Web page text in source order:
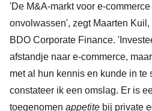
'De M&A-markt voor e-
onvolwassen', zegt Maarten
BDO Corporate Finance.
afstandje naar e-commerce,
met al hun kennis en kunde in te
constateer ik een omslag. Er is
toegenomen appetite bij private